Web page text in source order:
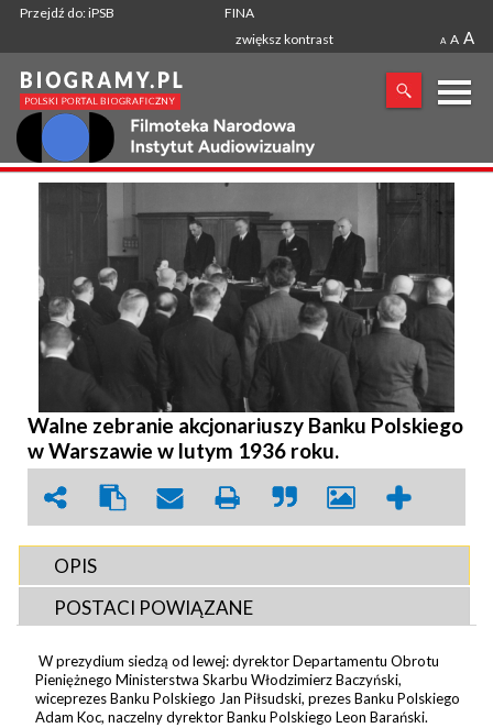
Przejdź do: iPSB
FINA
zwiększ kontrast
A A A
X
SZUKANA FRAZA
Walne zebranie akcjonariuszy Banku Polskiego
w Warszawie w lutym 1936 roku.
OPIS
POSTACI POWIĄZANE
W prezydium siedzą od lewej: dyrektor Departamentu Obrotu
Pieniężnego Ministerstwa Skarbu Włodzimierz Baczyński,
wiceprezes Banku Polskiego Jan Piłsudski, prezes Banku Polskiego
Adam Koc, naczelny dyrektor Banku Polskiego Leon Barański.